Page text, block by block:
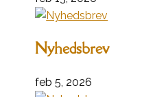
Nyhedsbrev
feb 5, 2026